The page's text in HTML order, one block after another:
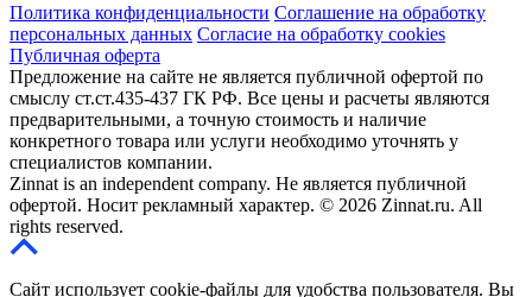
Политика конфиденциальности Соглашение на обработку
персональных данных Согласие на обработку cookies
Публичная оферта
Предложение на сайте не является публичной офертой по
смыслу ст.ст.435-437 ГК РФ. Все цены и расчеты являются
предварительными, а точную стоимость и наличие
конкретного товара или услуги необходимо уточнять у
специалистов компании.
Zinnat is an independent company. Не является публичной
офертой. Носит рекламный характер. © 2026 Zinnat.ru. All
rights reserved.
Сайт использует cookie-файлы для удобства пользователя. Вы